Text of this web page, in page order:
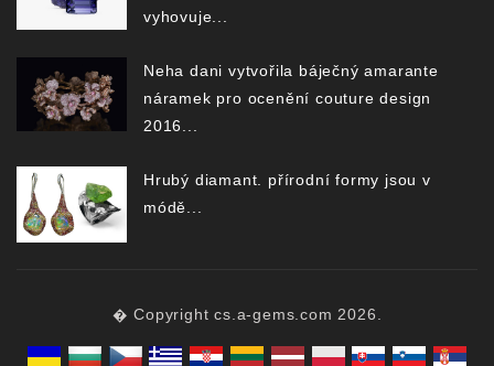
vyhovuje...
Neha dani vytvořila báječný amarante
náramek pro ocenění couture design
2016...
Hrubý diamant. přírodní formy jsou v
módě...
� Copyright cs.a-gems.com 2026.